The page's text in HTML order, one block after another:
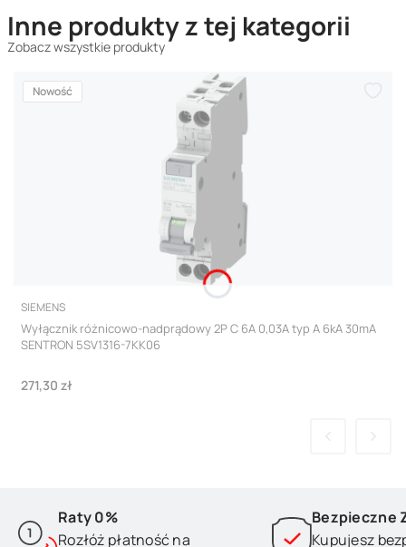
Inne produkty z tej kategorii
Zobacz wszystkie produkty
Nowość
PRODUCENT
SIEMENS
Wyłącznik różnicowo-nadprądowy 2P C 6A 0,03A typ A 6kA 30mA
SENTRON 5SV1316-7KK06
Cena
271,30 zł
Raty 0%
Rozłóż płatność na
Bezpieczne
Kupujesz